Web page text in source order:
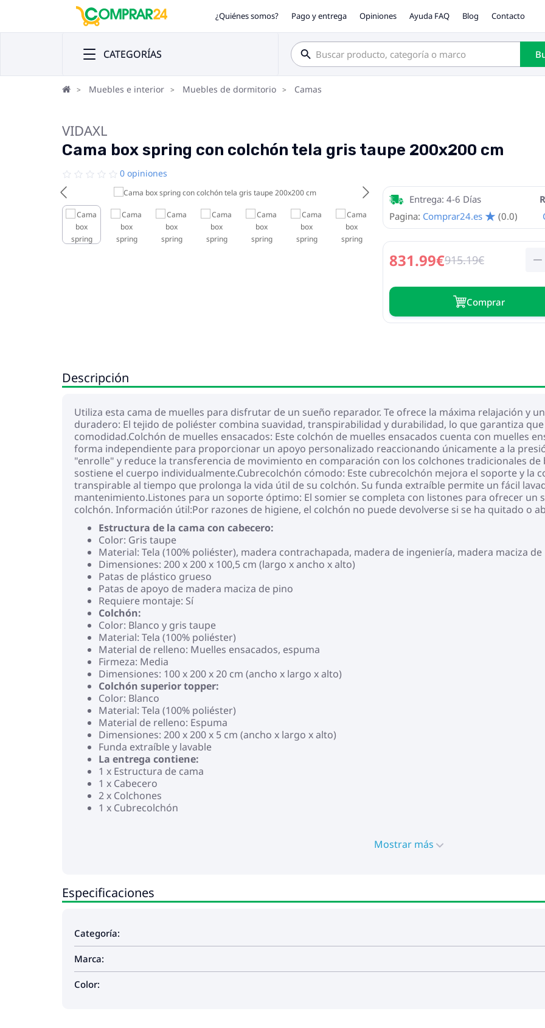
¿Quiénes somos? Pago y entrega Opiniones Ayuda FAQ Blog Contacto
CATEGORÍAS
Muebles e interior Muebles de dormitorio Camas
VIDAXL
Cama box spring con colchón tela gris taupe 200x200 cm
0 opiniones
Entrega: 4-6 Días
Pagina: Comprar24.es (0.0)
831.99€915.19€
Сomprar
Descripción
Utiliza esta cama de muelles para disfrutar de un sueño reparador. Te ofrece la máxima relajación y
duradero: El tejido de poliéster combina suavidad, transpirabilidad y durabilidad, lo que garantiza
comodidad.Colchón de muelles ensacados: Este colchón de muelles ensacados cuenta con muelles
forma independiente para proporcionar un apoyo personalizado reaccionando únicamente a la
"enrolle" y reduce la transferencia de movimiento en comparación con los colchones tradicionales de
sostiene el cuerpo individualmente.Cubrecolchón cómodo: Este cubrecolchón mejora el soporte y la
transpirable al tiempo que prolonga la vida útil de su colchón. Su funda extraíble permite un fácil
mantenimiento.Listones para un soporte óptimo: El somier se completa con listones para ofrecer un
colchón. Información útil:Por razones de higiene, el colchón no puede devolverse si se ha quitado o
Estructura de la cama con cabecero:
Color: Gris taupe
Material: Tela (100% poliéster), madera contrachapada, madera de ingeniería, madera maciza
Dimensiones: 200 x 200 x 100,5 cm (largo x ancho x alto)
Patas de plástico grueso
Patas de apoyo de madera maciza de pino
Requiere montaje: Sí
Colchón:
Color: Blanco y gris taupe
Material: Tela (100% poliéster)
Material de relleno: Muelles ensacados, espuma
Firmeza: Media
Dimensiones: 100 x 200 x 20 cm (ancho x largo x alto)
Colchón superior topper:
Color: Blanco
Material: Tela (100% poliéster)
Material de relleno: Espuma
Dimensiones: 200 x 200 x 5 cm (ancho x largo x alto)
Funda extraíble y lavable
La entrega contiene:
1 x Estructura de cama
1 x Cabecero
2 x Colchones
1 x Cubrecolchón
Mostrar más
Especificaciones
Categoría:
Marca:
Color: